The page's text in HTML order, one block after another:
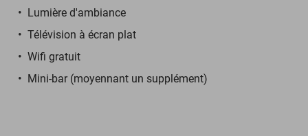
Lumière d'ambiance
Télévision à écran plat
Wifi gratuit
Mini-bar (moyennant un supplément)